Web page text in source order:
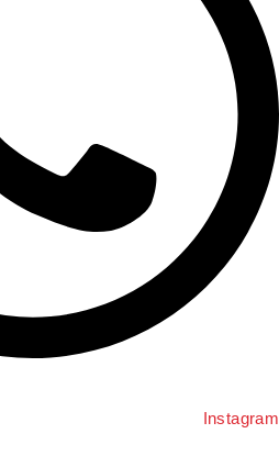
Instagram